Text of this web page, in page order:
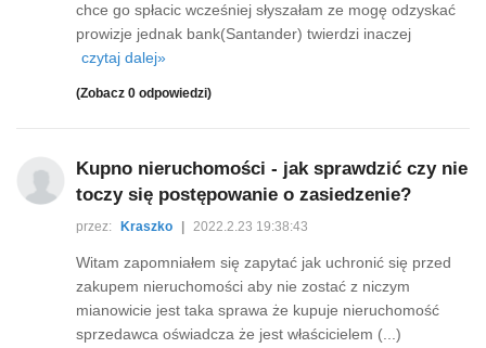
chce go spłacic wcześniej słyszałam ze mogę odzyskać
prowizje jednak bank(Santander) twierdzi inaczej
czytaj dalej»
(Zobacz 0 odpowiedzi)
Kupno nieruchomości - jak sprawdzić czy nie
toczy się postępowanie o zasiedzenie?
przez: Kraszko 2022.2.23 19:38:43
Witam zapomniałem się zapytać jak uchronić się przed
zakupem nieruchomości aby nie zostać z niczym
mianowicie jest taka sprawa że kupuje nieruchomość
sprzedawca oświadcza że jest właścicielem (...)